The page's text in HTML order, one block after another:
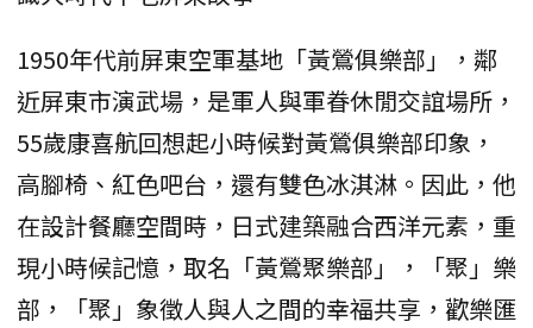
1950年代前屏東空軍基地「黃鶯俱樂部」，鄰
近屏東市演武場，是軍人與軍眷休閒交誼場所，
55歲康喜航回想起小時候對黃鶯俱樂部印象，
高腳椅、紅色吧台，還有雙色冰淇淋。因此，他
在設計餐廳空間時，日式建築融合西洋元素，重
現小時候記憶，取名「黃鶯聚樂部」，「聚」樂
部，「聚」象徵人與人之間的幸福共享，歡樂匯